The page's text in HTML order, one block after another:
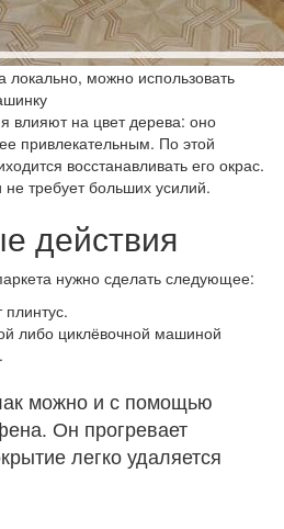
локально, можно использовать
влияют на цвет дерева: оно
привлекательным. По этой
восстанавливать его окрас.
требует больших усилий.
действия
нужно сделать следующее:
либо циклёвочной машиной
можно и с помощью
Он прогревает
легко удаляется